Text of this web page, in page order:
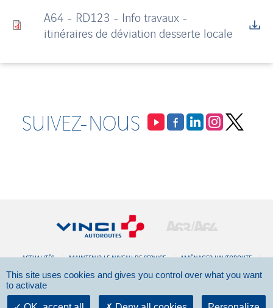
A64 - RD123 - Info travaux -
itinéraires de déviation desserte locale
SUIVEZ-NOUS
ACTUALITÉS MAINTENIR LE NIVEAU DE SERVICE AMÉNAGER L’AUTOROUTE
DOCUMENTATION CONTACT
©2026 - VINCI Autoroutes -
Mentions légales
This site uses cookies and gives you control over what you want
to activate